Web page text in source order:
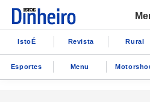
IstoÉ Revista Rural
Esportes Menu